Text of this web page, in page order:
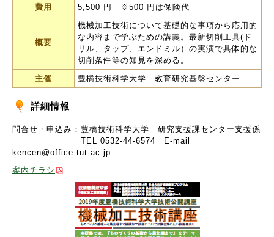
費用
5,500 円 ※500 円は保険代
概要
機械加工技術について基礎的な事項から応用的
な内容まで学ぶための講義。最新切削工具(ド
リル、タップ、エンドミル）の実演で具体的な
切削条件等の知見を深める。
主催
豊橋技術科学大学 教育研究基盤センター
詳細情報
問合せ・申込み：豊橋技術科学大学 研究支援課センター支援係
TEL 0532-44-6574 E-mail
kencen@office.tut.ac.jp
案内チラシ